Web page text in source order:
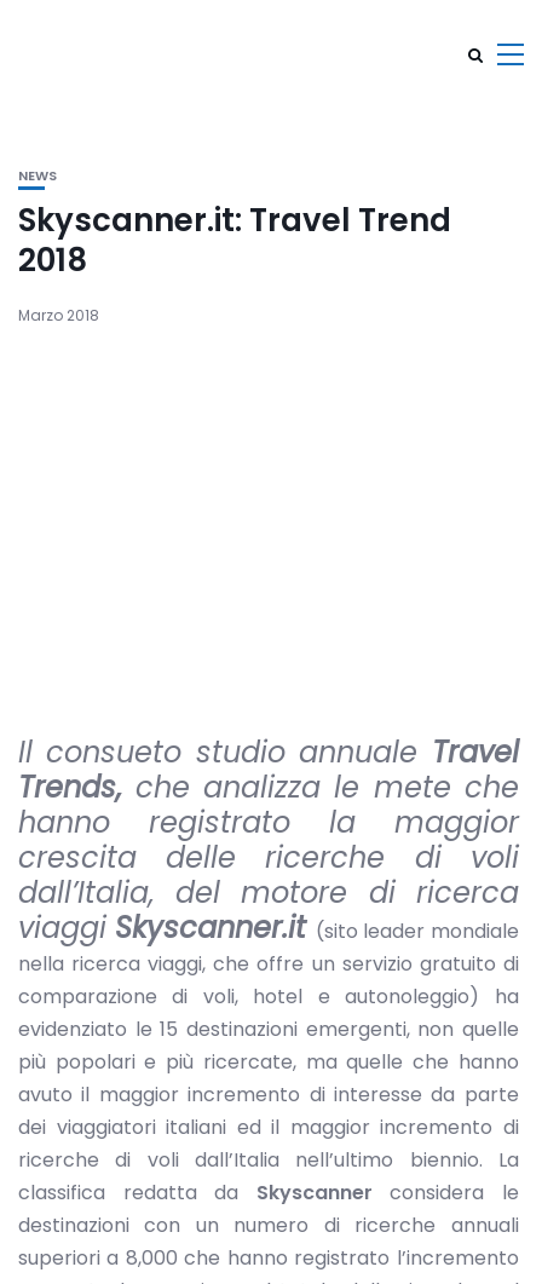
NEWS
Skyscanner.it: Travel Trend
2018
Marzo 2018
Il consueto studio annuale Travel
Trends, che analizza le mete che
hanno registrato la maggior
crescita delle ricerche di voli
dall’Italia, del motore di ricerca
viaggi Skyscanner.it (sito leader mondiale
nella ricerca viaggi, che offre un servizio gratuito di
comparazione di voli, hotel e autonoleggio) ha
evidenziato le 15 destinazioni emergenti, non quelle
più popolari e più ricercate, ma quelle che hanno
avuto il maggior incremento di interesse da parte
dei viaggiatori italiani ed il maggior incremento di
ricerche di voli dall’Italia nell’ultimo biennio. La
classifica redatta da Skyscanner considera le
destinazioni con un numero di ricerche annuali
superiori a 8,000 che hanno registrato l’incremento